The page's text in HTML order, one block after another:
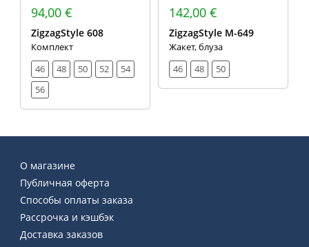
94,00 €
ZigzagStyle 608
Комплект
46
48 50 52
54
56
142,00 €
ZigzagStyle М-649
Жакет, блуза
46
48 50
О магазине
Публичная оферта
Способы оплаты заказа
Рассрочка и кэшбэк
Доставка заказов